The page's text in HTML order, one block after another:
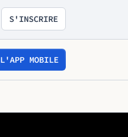
S'INSCRIRE
L'APP MOBILE